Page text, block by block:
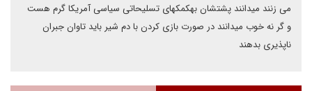
می زنند میدانند پشتشان بهکمکهای تسلیحاتی سیاسی آمریکا گرم هست
و گر نه خوب میدانند در صورت بازی کردن با دم شیر باید تاوان جبران
ناپذیری بدهند